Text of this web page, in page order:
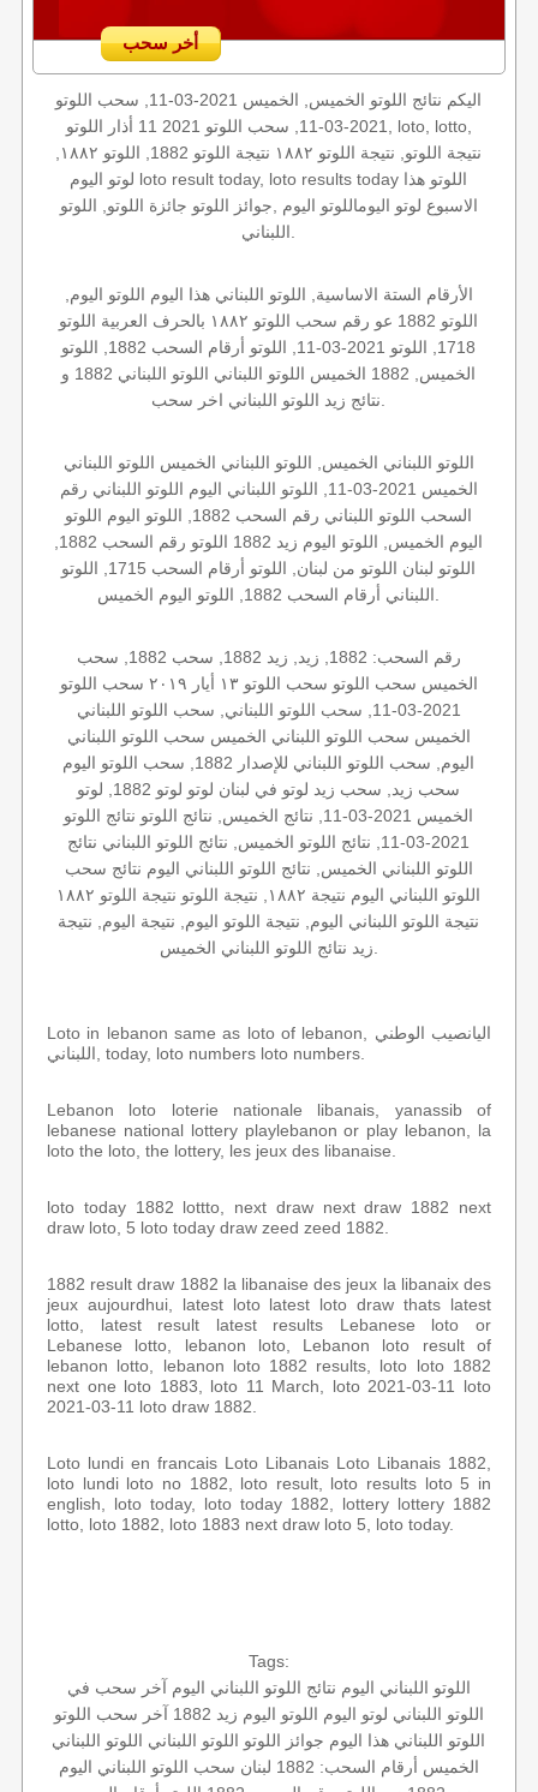
أخر سحب
اليكم نتائج اللوتو الخميس, الخميس 2021-03-11, سحب اللوتو
2021-03-11, سحب اللوتو 2021 11 أذار اللوتو, loto, lotto,
لوتو اليوم loto result today, loto results today اللوتو هذا
الاسبوع لوتو اليوماللوتو اليوم ,جوائز اللوتو جائزة اللوتو, اللوتو
الأرقام الستة الاساسية, اللوتو اللبناني هذا اليوم اللوتو اليوم,
اللوتو 1882 عو رقم سحب اللوتو ١٨٨٢ بالحرف العربية اللوتو
1718, اللوتو 2021-03-11, اللوتو أرقام السحب 1882, اللوتو
الخميس, 1882 الخميس اللوتو اللبناني اللوتو اللبناني 1882 و
اللوتو اللبناني الخميس, اللوتو اللبناني الخميس اللوتو اللبناني
الخميس 2021-03-11, اللوتو اللبناني اليوم اللوتو اللبناني رقم
السحب اللوتو اللبناني رقم السحب 1882, اللوتو اليوم اللوتو
اللوتو لبنان اللوتو من لبنان, اللوتو أرقام السحب 1715, اللوتو
رقم السحب: 1882, زيد, زيد 1882, سحب 1882, سحب
الخميس سحب اللوتو سحب اللوتو ١٣ أيار ٢٠١٩ سحب اللوتو
2021-03-11, سحب اللوتو اللبناني, سحب اللوتو اللبناني
الخميس سحب اللوتو اللبناني الخميس سحب اللوتو اللبناني
اليوم, سحب اللوتو اللبناني للإصدار 1882, سحب اللوتو اليوم
سحب زيد, سحب زيد لوتو في لبنان لوتو لوتو 1882, لوتو
الخميس 2021-03-11, نتائج الخميس, نتائج اللوتو نتائج اللوتو
2021-03-11, نتائج اللوتو الخميس, نتائج اللوتو اللبناني نتائج
اللوتو اللبناني الخميس, نتائج اللوتو اللبناني اليوم نتائج سحب
اللوتو اللبناني اليوم نتيجة ١٨٨٢, نتيجة اللوتو نتيجة اللوتو ١٨٨٢
نتيجة اللوتو اللبناني اليوم, نتيجة اللوتو اليوم, نتيجة اليوم, نتيجة
Loto in lebanon same as loto of lebanon, اليانصيب الوطني
اللبناني, today, loto numbers loto numbers.
Lebanon loto loterie nationale libanais, yanassib of
lebanese national lottery playlebanon or play lebanon, la
loto the loto, the lottery, les jeux des libanaise.
loto today 1882 lottto, next draw next draw 1882 next
draw loto, 5 loto today draw zeed zeed 1882.
1882 result draw 1882 la libanaise des jeux la libanaix des
jeux aujourdhui, latest loto latest loto draw thats latest
lotto, latest result latest results Lebanese loto or
Lebanese lotto, lebanon loto, Lebanon loto result of
lebanon lotto, lebanon loto 1882 results, loto loto 1882
next one loto 1883, loto 11 March, loto 2021-03-11 loto
2021-03-11 loto draw 1882.
Loto lundi en francais Loto Libanais Loto Libanais 1882,
loto lundi loto no 1882, loto result, loto results loto 5 in
english, loto today, loto today 1882, lottery lottery 1882
lotto, loto 1882, loto 1883 next draw loto 5, loto today.
Tags:
اللوتو اللبناني اليوم نتائج اللوتو اللبناني اليوم آخر سحب في
اللوتو اللبناني لوتو اليوم اللوتو اليوم زيد 1882
آخر سحب اللوتو
اللوتو اللبناني هذا اليوم جوائز اللوتو اللوتو اللبناني اللوتو اللبناني
الخميس أرقام السحب: 1882 لبنان سحب اللوتو اللبناني اليوم